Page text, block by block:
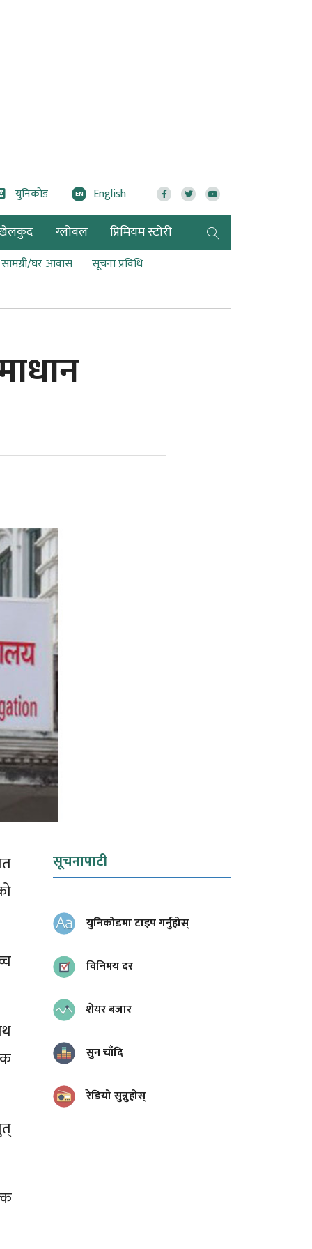
युनिकोड EN English
ग्लोबल प्रिमियम स्टोरी
सामग्री/घर आवास
सूचना प्रविधि
सूचनापाटी
युनिकोडमा टाइप गर्नुहोस्
विनिमय दर
शेयर बजार
सुन चाँदि
रेडियो सुन्नुहोस्